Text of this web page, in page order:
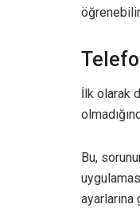
İlk olarak
Bu,
ayarlarına